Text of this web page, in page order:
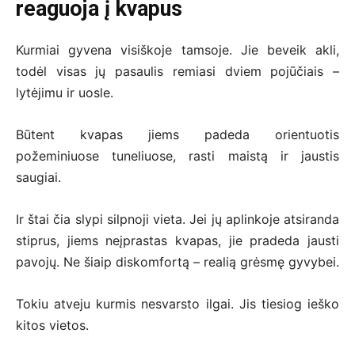
reaguoja į kvapus
Kurmiai gyvena visiškoje tamsoje. Jie beveik akli,
todėl visas jų pasaulis remiasi dviem pojūčiais –
lytėjimu ir uosle.
Būtent kvapas jiems padeda orientuotis
požeminiuose tuneliuose, rasti maistą ir jaustis
saugiai.
Ir štai čia slypi silpnoji vieta. Jei jų aplinkoje atsiranda
stiprus, jiems neįprastas kvapas, jie pradeda jausti
pavojų. Ne šiaip diskomfortą – realią grėsmę gyvybei.
Tokiu atveju kurmis nesvarsto ilgai. Jis tiesiog ieško
kitos vietos.